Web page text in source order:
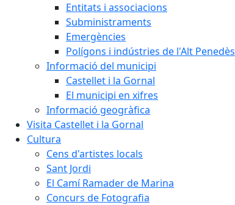
Entitats i associacions
Subministraments
Emergències
Polígons i indústries de l'Alt Penedès
Informació del municipi
Castellet i la Gornal
El municipi en xifres
Informació geogràfica
Visita Castellet i la Gornal
Cultura
Cens d'artistes locals
Sant Jordi
El Camí Ramader de Marina
Concurs de Fotografia